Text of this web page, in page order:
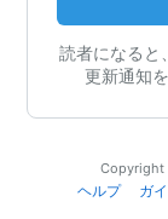
読者になると
更新通知
Copyright
ヘルプ
ガ